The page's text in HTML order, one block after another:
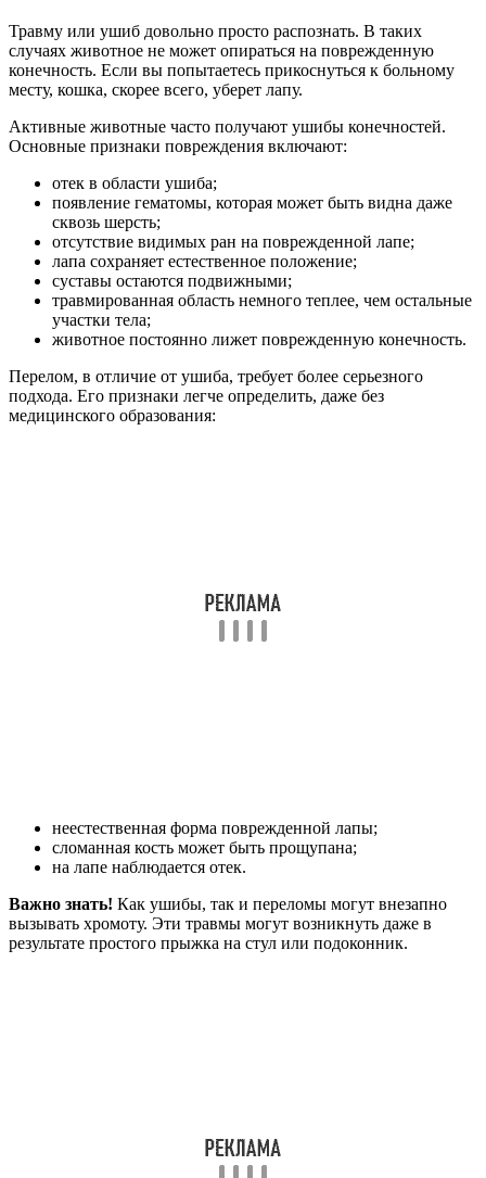
Травму или ушиб довольно просто распознать. В таких
случаях животное не может опираться на поврежденную
конечность. Если вы попытаетесь прикоснуться к больному
месту, кошка, скорее всего, уберет лапу.
Активные животные часто получают ушибы конечностей.
Основные признаки повреждения включают:
отек в области ушиба;
появление гематомы, которая может быть видна даже
сквозь шерсть;
отсутствие видимых ран на поврежденной лапе;
лапа сохраняет естественное положение;
суставы остаются подвижными;
травмированная область немного теплее, чем остальные
участки тела;
животное постоянно лижет поврежденную конечность.
Перелом, в отличие от ушиба, требует более серьезного
подхода. Его признаки легче определить, даже без
медицинского образования:
неестественная форма поврежденной лапы;
сломанная кость может быть прощупана;
на лапе наблюдается отек.
Важно знать! Как ушибы, так и переломы могут внезапно
вызывать хромоту. Эти травмы могут возникнуть даже в
результате простого прыжка на стул или подоконник.